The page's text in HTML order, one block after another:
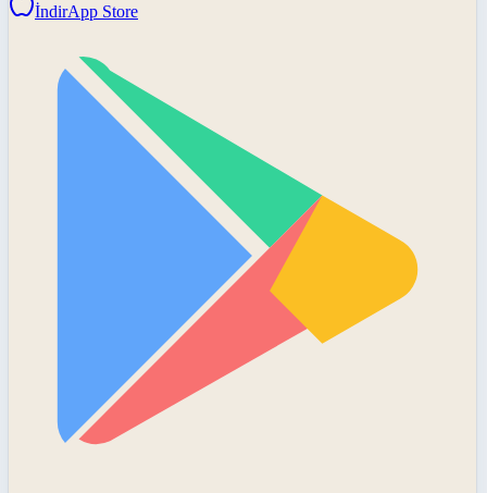
İndirApp Store